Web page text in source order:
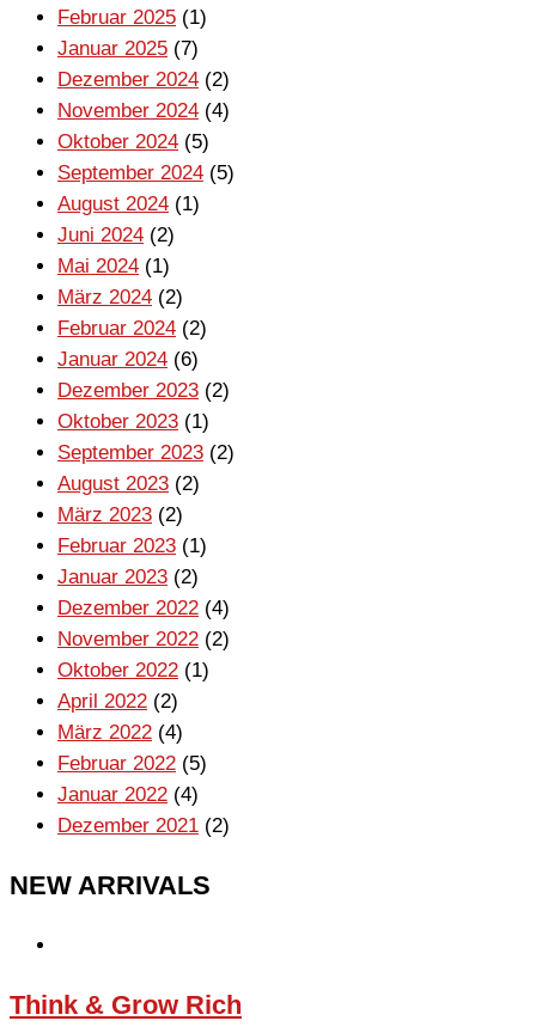
Februar 2025 (1)
Januar 2025 (7)
Dezember 2024 (2)
November 2024 (4)
Oktober 2024 (5)
September 2024 (5)
August 2024 (1)
Juni 2024 (2)
Mai 2024 (1)
März 2024 (2)
Februar 2024 (2)
Januar 2024 (6)
Dezember 2023 (2)
Oktober 2023 (1)
September 2023 (2)
August 2023 (2)
März 2023 (2)
Februar 2023 (1)
Januar 2023 (2)
Dezember 2022 (4)
November 2022 (2)
Oktober 2022 (1)
April 2022 (2)
März 2022 (4)
Februar 2022 (5)
Januar 2022 (4)
Dezember 2021 (2)
NEW ARRIVALS
Think & Grow Rich